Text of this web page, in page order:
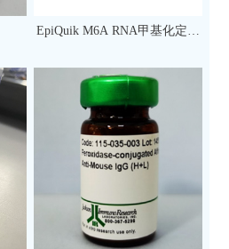
EpiQuik M6A RNA甲基化定量
次）